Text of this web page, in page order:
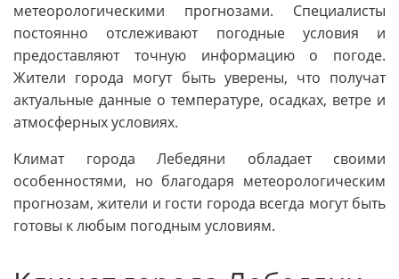
метеорологическими прогнозами. Специалисты
постоянно отслеживают погодные условия и
предоставляют точную информацию о погоде.
Жители города могут быть уверены, что получат
актуальные данные о температуре, осадках, ветре и
атмосферных условиях.
Климат города Лебедяни обладает своими
особенностями, но благодаря метеорологическим
прогнозам, жители и гости города всегда могут быть
готовы к любым погодным условиям.